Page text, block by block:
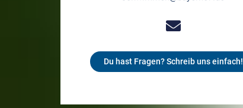
Du hast Fragen? Schreib uns einfach!